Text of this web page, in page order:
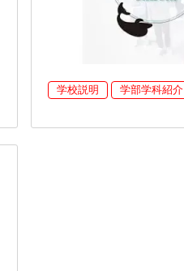
学校説明 学部学科紹介